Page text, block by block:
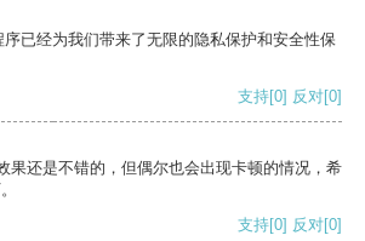
已经为我们带来了无限的隐私保护和安全性保
支持[0] 反对[0]
果还是不错的，但偶尔也会出现卡顿的情况，希
支持[0] 反对[0]